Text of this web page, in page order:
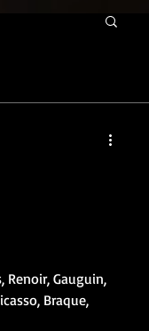
Renoir, Gauguin,
Braque,